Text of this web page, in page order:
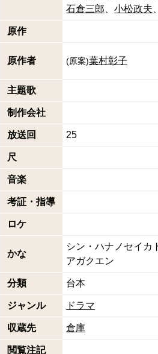
石倉三郎
小松政夫
原作
原作者 (原案)葉村彰子
主題歌
制作会社
放送回 25
尺
音楽
考証・指導
ロケ
かな
シン・ハナノセイカ
アガクエン
分類 台本
ジャンル ドラマ
収蔵先 倉庫
閲覧注記